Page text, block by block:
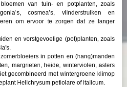
van tuin- en potplanten, zoals
cosmea’s, vlinderstruiken en
om ervoor te zorgen dat ze langer
en vorstgevoelige (pot)planten, zoals
in potten en (hang)manden
margrieten, heide, winterviolen, asters
gecombineerd met wintergroene klimop
Helichrysum petiolare of italicum.